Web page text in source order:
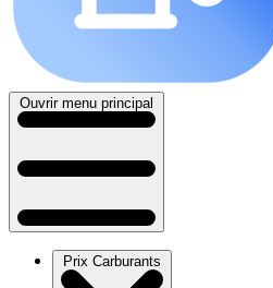
Ouvrir menu principal
Prix Carburants